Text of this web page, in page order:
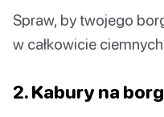
Spraw, by twojego
w całkowicie
2. Kabury na